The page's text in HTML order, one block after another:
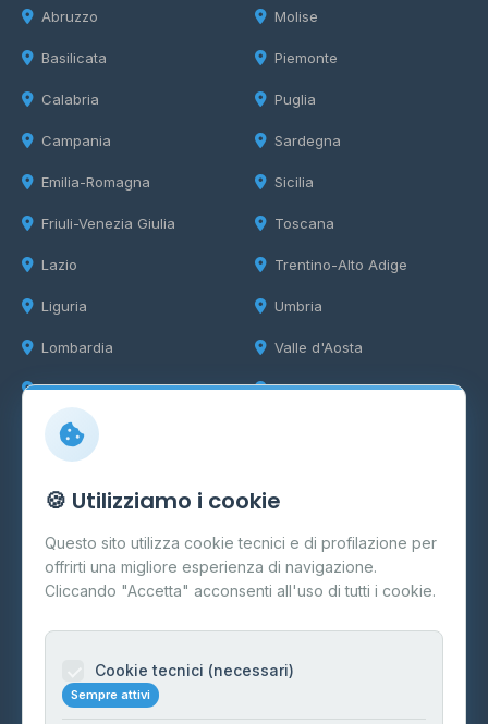
Abruzzo
Basilicata
Calabria
Campania
Emilia-Romagna
Friuli-Venezia Giulia
Lazio
Liguria
Lombardia
Marche
Molise
Piemonte
Puglia
Sardegna
Sicilia
Toscana
Trentino-Alto Adige
Umbria
Valle d'Aosta
Veneto
Info
Cos'è il GPL
FAQ
Contatti
Informazioni legali
🍪 Utilizziamo i cookie
Questo sito utilizza cookie tecnici e di profilazione per
offrirti una migliore esperienza di navigazione.
Cliccando "Accetta" acconsenti all'uso di tutti i cookie.
Cookie tecnici (necessari)
Sempre attivi